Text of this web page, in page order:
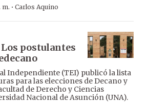
m. · Carlos Aquino
postulantes
Independiente (TEI) publicó la lista
para las elecciones de Decano y
de Derecho y Ciencias
Nacional de Asunción (UNA).